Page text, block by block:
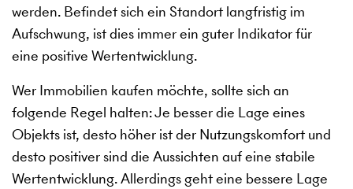
werden. Befindet sich ein Standort langfristig im
Aufschwung, ist dies immer ein guter Indikator für
eine positive Wertentwicklung.
Wer Immobilien kaufen möchte, sollte sich an
folgende Regel halten: Je besser die Lage eines
Objekts ist, desto höher ist der Nutzungskomfort und
desto positiver sind die Aussichten auf eine stabile
Wertentwicklung. Allerdings geht eine bessere Lage